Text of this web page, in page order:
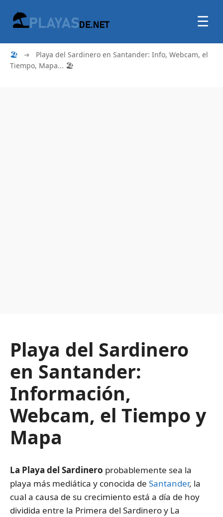
☰
🏖 ➜
Playa del Sardinero en Santander: Info, Webcam, el
Tiempo, Mapa... 🏖️
Playa del Sardinero
en Santander:
Información,
Webcam, el Tiempo y
Mapa
La Playa del Sardinero probablemente sea la
playa más mediática y conocida de Santander, la
cual a causa de su crecimiento está a día de hoy
dividida entre la Primera del Sardinero y La